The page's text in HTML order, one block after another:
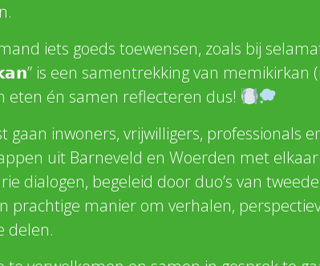
iets goeds toewensen, zoals bij
is een samentrekking van memikirkan
eten én samen reflecteren dus!
gaan inwoners, vrijwilligers, professionals
uit Barneveld en Woerden met
dialogen, begeleid door duo’s van
prachtige manier om verhalen,
delen.